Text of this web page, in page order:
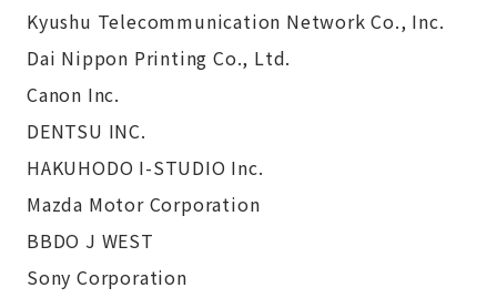
Kyushu Telecommunication Network Co., Inc.
Dai Nippon Printing Co., Ltd.
Canon Inc.
DENTSU INC.
HAKUHODO I-STUDIO Inc.
Mazda Motor Corporation
BBDO J WEST
Sony Corporation